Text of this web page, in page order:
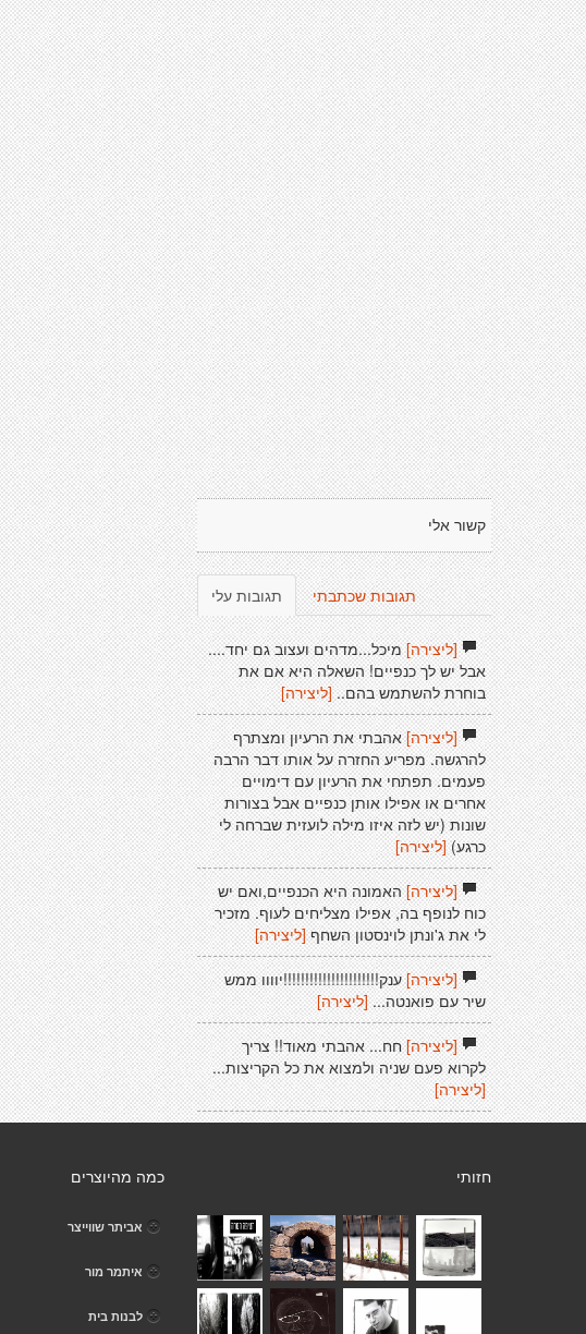
קשור אלי
תגובות עלי תגובות שכתבתי
[ליצירה]מיכל...מדהים ועצוב גם יחד....
אבל יש לך כנפיים! השאלה היא אם את
בוחרת להשתמש בהם.. [ליצירה]
[ליצירה]אהבתי את הרעיון ומצתרף
להרגשה. מפריע החזרה על אותו דבר הרבה
פעמים. תפתחי את הרעיון עם דימויים
אחרים או אפילו אותן כנפיים אבל בצורות
שונות (יש לזה איזו מילה לועזית שברחה לי
כרגע) [ליצירה]
[ליצירה]האמונה היא הכנפיים,ואם יש
כוח לנופף בה, אפילו מצליחים לעוף. מזכיר
לי את ג'ונתן לוינסטון השחף [ליצירה]
[ליצירה]ענק!!!!!!!!!!!!!!!!!!!!!!יוווו ממש
שיר עם פואנטה... [ליצירה]
[ליצירה]חח... אהבתי מאוד!! צריך
לקרוא פעם שניה ולמצוא את כל הקריצות...
[ליצירה]
כמה מהיוצרים
אביתר שווייצר
איתמר מור
לבנות בית
חזותי